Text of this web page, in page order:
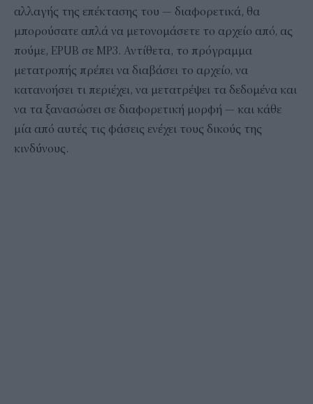
αλλαγής της επέκτασης του — διαφορετικά, θα
μπορούσατε απλά να μετονομάσετε το αρχείο από, ας
πούμε, EPUB σε MP3. Αντίθετα, το πρόγραμμα
μετατροπής πρέπει να διαβάσει το αρχείο, να
κατανοήσει τι περιέχει, να μετατρέψει τα δεδομένα και
να τα ξανασώσει σε διαφορετική μορφή — και κάθε
μία από αυτές τις φάσεις ενέχει τους δικούς της
κινδύνους.